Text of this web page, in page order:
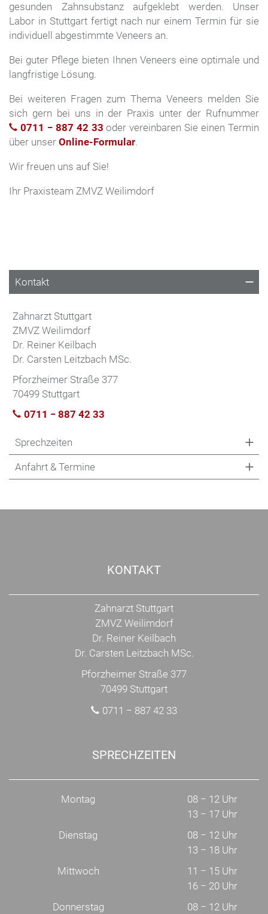
gesunden Zahnsubstanz aufgeklebt werden. Unser
Labor in Stuttgart fertigt nach nur einem Termin für sie
individuell abgestimmte Veneers an.
Bei guter Pflege bieten Ihnen Veneers eine optimale und
langfristige Lösung.
Bei weiteren Fragen zum Thema Veneers melden Sie
sich gern bei uns in der Praxis unter der Rufnummer
0711 − 887 42 33 oder vereinbaren Sie einen Termin
über unser Online-Formular.
Wir freuen uns auf Sie!
Ihr Praxisteam ZMVZ Weilimdorf
Kontakt
Zahnarzt Stuttgart
ZMVZ Weilimdorf
Dr. Reiner Keilbach
Dr. Carsten Leitzbach MSc.
Pforzheimer Straße 377
70499 Stuttgart
0711 − 887 42 33
Sprechzeiten
Anfahrt & Termine
KONTAKT
Zahnarzt Stuttgart
ZMVZ Weilimdorf
Dr. Reiner Keilbach
Dr. Carsten Leitzbach MSc.
Pforzheimer Straße 377
70499 Stuttgart
0711 − 887 42 33
SPRECHZEITEN
Montag
08 − 12 Uhr
13 − 17 Uhr
Dienstag
08 − 12 Uhr
13 − 18 Uhr
Mittwoch
11 − 15 Uhr
16 − 20 Uhr
Donnerstag
08 − 12 Uhr